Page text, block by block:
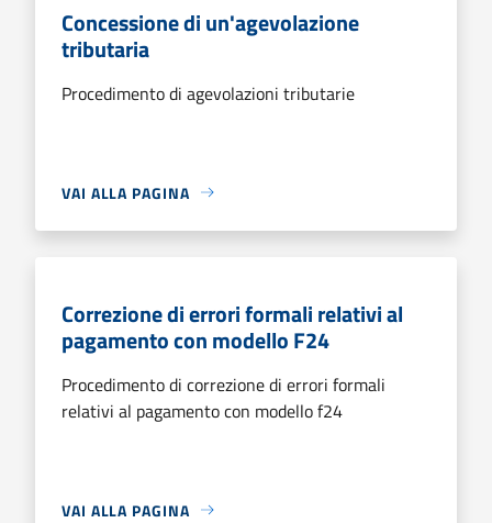
Concessione di un'agevolazione
tributaria
Procedimento di agevolazioni tributarie
VAI ALLA PAGINA
Correzione di errori formali relativi al
pagamento con modello F24
Procedimento di correzione di errori formali
relativi al pagamento con modello f24
VAI ALLA PAGINA